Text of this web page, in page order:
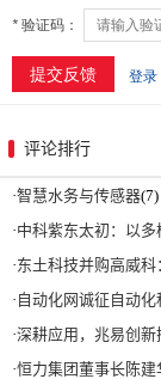
评论排行
·智慧水务与传感器(7)
·中科紫东太初：以
·东土科技并购高威
· 自动化网诚征自动
·深耕应用，兆易创
·恒力集团董事长陈建华：致力于打造